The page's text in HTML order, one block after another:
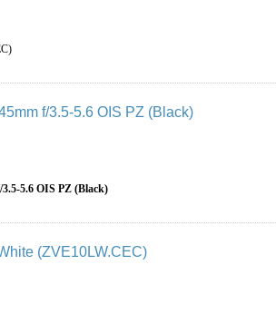
f/3.5-5.6 OIS PZ (Black)
5.6 OIS PZ (Black)
(ZVE10LW.CEC)